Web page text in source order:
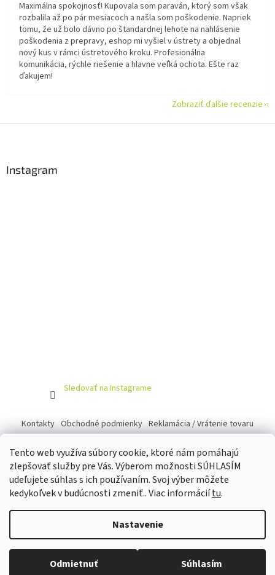
Tento web využíva súbory cookie, ktoré nám pomáhajú
zlepšovať služby pre Vás. Výberom možnosti SÚHLASÍM
udeľujete súhlas s ich používaním. Svoj výber môžete
kedykoľvek v budúcnosti zmeniť.. Viac informáciítu.
Nastavenie
Odmietnuť Súhlasím
Maximálna spokojnosť! Kupovala som paraván, ktorý som však
rozbalila až po pár mesiacoch a našla som poškodenie. Napriek
tomu, že už bolo dávno po štandardnej lehote na nahlásenie
poškodenia z prepravy, eshop mi vyšiel v ústrety a objednal
nový kus v rámci ústretového kroku. Profesionálna
komunikácia, rýchle riešenie a hlavne veľká ochota. Ešte raz
ďakujem!
Zobraziť ďalšie recenzie
Instagram
Sledovať na Instagrame
Kontakty Obchodné podmienky Reklamácia / Vrátenie tovaru
Vytvoril Shoptet
100LICKY. Všetky práva vyhradené.